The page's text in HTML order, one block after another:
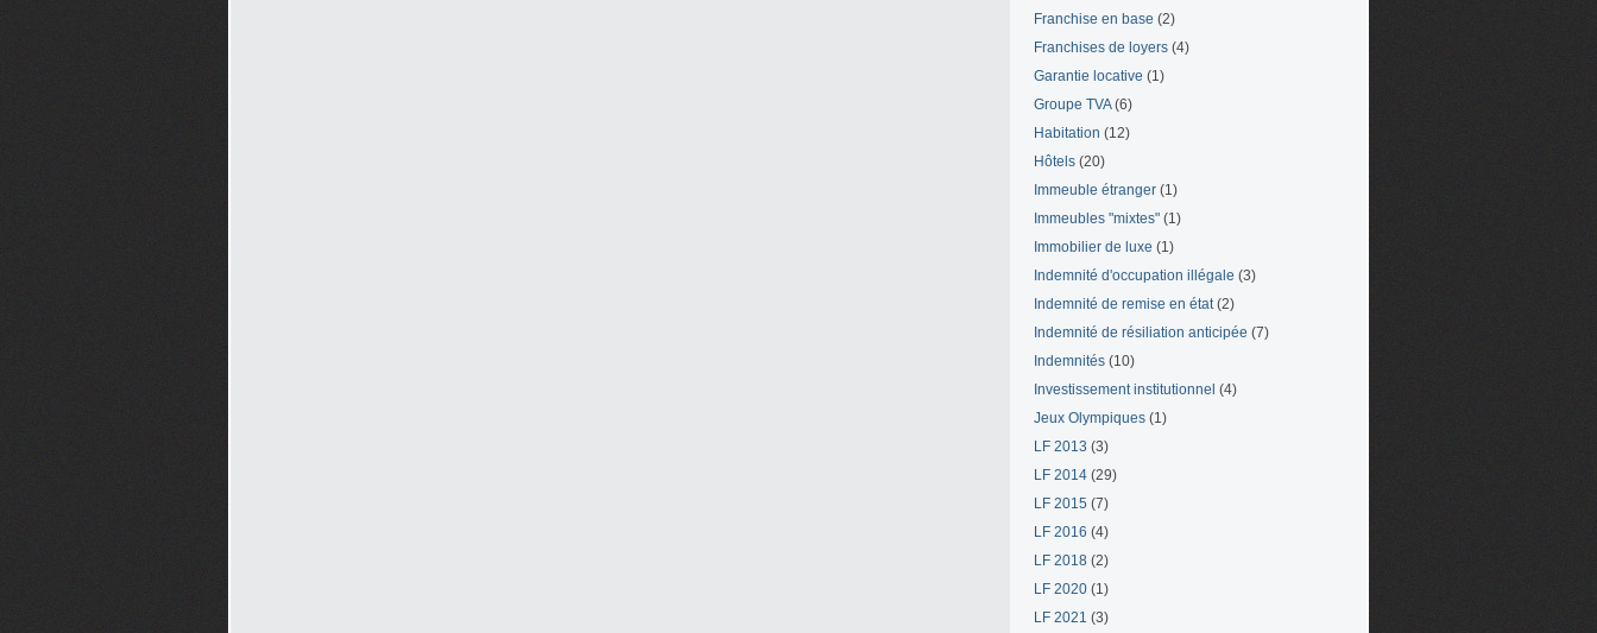
Franchise en base (2)
Franchises de loyers (4)
Garantie locative (1)
Groupe TVA(6)
Habitation (12)
Hôtels (20)
Immeuble étranger (1)
Immeubles "mixtes" (1)
Immobilier de luxe (1)
Indemnité d'occupation illégale (3)
Indemnité de remise en état(2)
Indemnité de résiliation anticipée (7)
Indemnités (10)
Investissement institutionnel (4)
Jeux Olympiques (1)
LF 2013 (3)
LF 2014 (29)
LF 2015 (7)
LF 2016 (4)
LF 2018 (2)
LF 2020 (1)
LF 2021 (3)